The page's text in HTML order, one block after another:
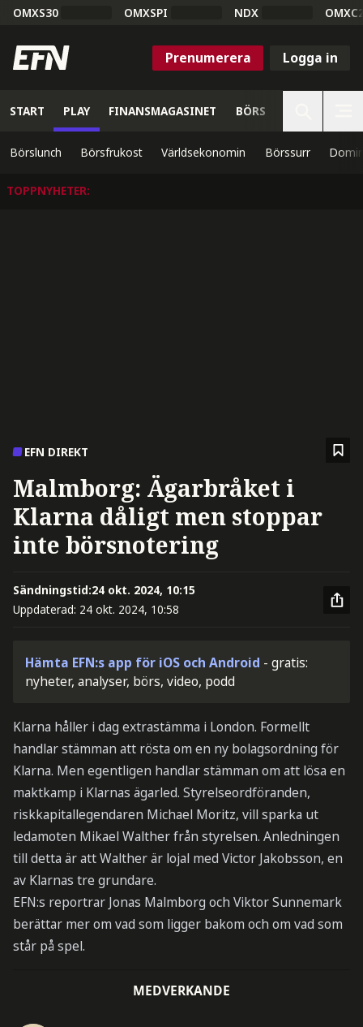
OMXS30 OMXSPI NDX
Prenumerera Logga in
START PLAY FINANSMAGASINET BÖRS
Börslunch Börsfrukost Världsekonomin Börssurr
TOPPNYHETER:
EFN DIREKT
Malmborg: Ägarbråket i
Klarna dåligt men stoppar
inte börsnotering
Sändningstid:24 okt. 2024, 10:15
Uppdaterad: 24 okt. 2024, 10:58
Hämta EFN:s app för iOS och Android - gratis:
nyheter, analyser, börs, video, podd
Klarna håller i dag extrastämma i London. Formellt
handlar stämman att rösta om en ny bolagsordning för
Klarna. Men egentligen handlar stämman om att lösa en
maktkamp i Klarnas ägarled. Styrelseordföranden,
riskkapitallegendaren Michael Moritz, vill sparka ut
ledamoten Mikael Walther från styrelsen. Anledningen
till detta är att Walther är lojal med Victor Jakobsson, en
av Klarnas tre grundare.
EFN:s reportrar Jonas Malmborg och Viktor Sunnemark
berättar mer om vad som ligger bakom och om vad som
står på spel.
MEDVERKANDE